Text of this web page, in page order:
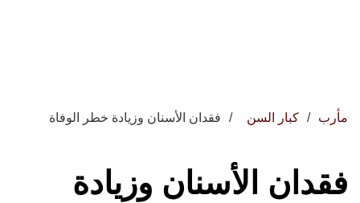
مأرب كبار السن فقدان الأسنان وزيادة خطر الوفاة
فقدان الأسنان وزيادة